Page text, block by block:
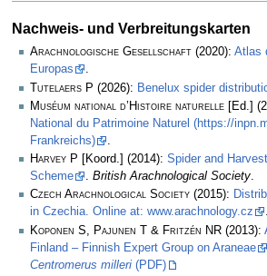
Nachweis- und Verbreitungskarten
Arachnologische Gesellschaft (2020): Atlas
Europas
.
Tutelaers P (2026): Benelux spider
Muséum national d’Histoire naturelle [Ed.]
National du Patrimoine Naturel (https://
Frankreichs)
.
Harvey P [Koord.] (2014): Spider and
Scheme
. British Arachnological Society.
Czech Arachnological Society (2015):
in Czechia. Online at: www.arachnology.cz
.
Koponen S, Pajunen T & Fritzén NR (2013):
Finland – Finnish Expert Group on Araneae
Centromerus milleri (PDF)